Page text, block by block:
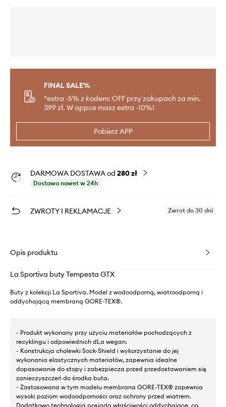
FINAL SALE%
*extra -5% z kodem: OFF przy zakupach za min.
399 zł. W appce masz extra -10%!
Pobierz APP
DARMOWA DOSTAWA od 280 zł
Dostawa nawet w 24h
ZWROTY I REKLAMACJE Zwrot do 30 dni
Opis produktu
La Sportiva buty Tempesta GTX
Buty z kolekcji La Sportiva. Model z wodoodporną, wiatroodporną i
oddychającą membraną GORE-TEX®.
- Produkt wykonany przy użyciu materiałów pochodzących z
recyklingu i odpowiednich dLa wegan.
- Konstrukcja cholewki Sock-Shield i wykorzystanie do jej
wykonania elastycznych materiałów, zapewnia idealne
dopasowanie do stopy i zabezpiecza przed przedostawaniem się
zanieczyszczeń do środka buta.
- Zastosowana w tym modelu membrana GORE-TEX® zapewnia
wysoki poziom wodoodporności oraz ochrony przed wiatrem.
Dodatkowo technologia posiada właściwości oddychające, co